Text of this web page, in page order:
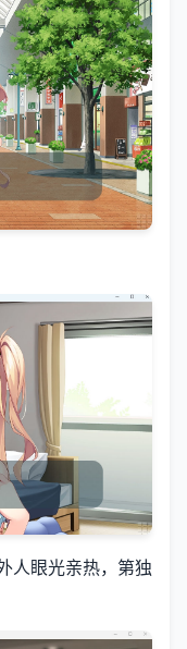
人眼光亲热，第独